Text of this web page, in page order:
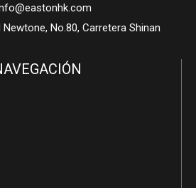
No.80, Carretera Shinan